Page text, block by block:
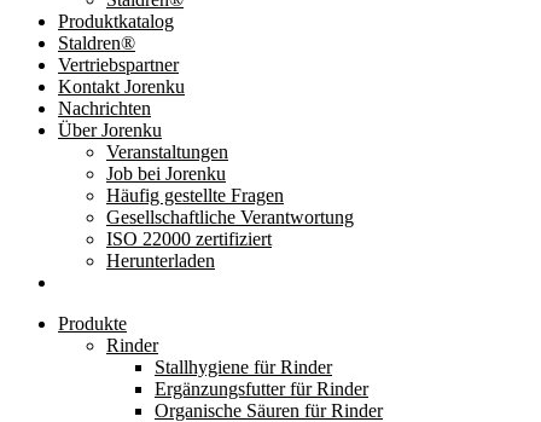
Produktkatalog
Staldren®
Vertriebspartner
Kontakt Jorenku
Nachrichten
Über Jorenku
Veranstaltungen
Job bei Jorenku
Häufig gestellte Fragen
Gesellschaftliche Verantwortung
ISO 22000 zertifiziert
Herunterladen
Produkte
Rinder
Stallhygiene für Rinder
Ergänzungsfutter für Rinder
Organische Säuren für Rinder